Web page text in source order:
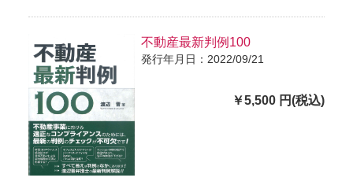
不動産最新判例100
発行年月日：2022/09/21
￥5,500 円(税込)